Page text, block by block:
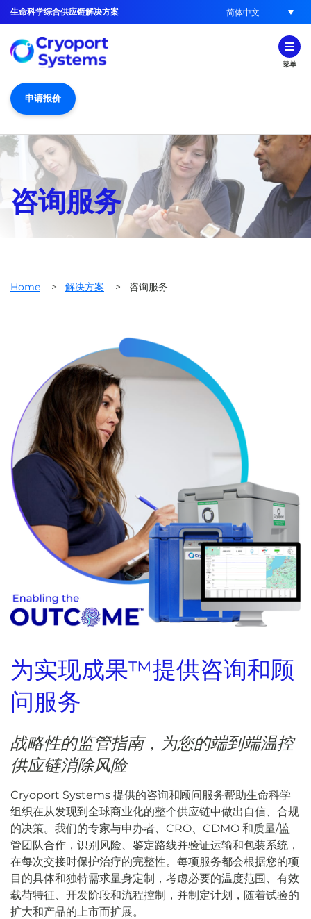
生命科学综合供应链解决方案 简体中文
菜单
申请报价
咨询服务
Home > 解决方案 > 咨询服务
为实现成果™提供咨询和顾
问服务
战略性的监管指南，为您的端到端温控
供应链消除风险
Cryoport Systems 提供的咨询和顾问服务帮助生命科学
组织在从发现到全球商业化的整个供应链中做出自信、合规
的决策。我们的专家与申办者、CRO、CDMO 和质量/监
管团队合作，识别风险、鉴定路线并验证运输和包装系统，
在每次交接时保护治疗的完整性。每项服务都会根据您的项
目的具体和独特需求量身定制，考虑必要的温度范围、有效
载荷特征、开发阶段和流程控制，并制定计划，随着试验的
扩大和产品的上市而扩展。